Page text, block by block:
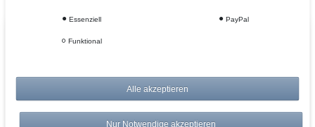
Vom Profi für Profis - Ihre Vorteile
Versandkostenfrei ab 150€
Essenziell PayPal
Funktional
Alle akzeptieren
Nur Notwendige akzeptieren